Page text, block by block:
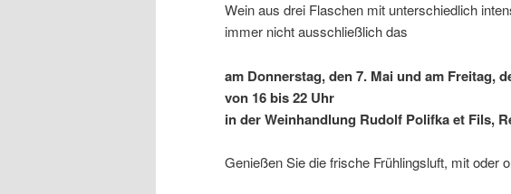
Wein aus drei Flaschen mit unterschiedlich
immer nicht ausschließlich das
am Donnerstag, den 7. Mai und am Freitag,
von 16 bis 22 Uhr
in der Weinhandlung Rudolf Polifka et Fils,
Genießen Sie die frische Frühlingsluft, mit oder